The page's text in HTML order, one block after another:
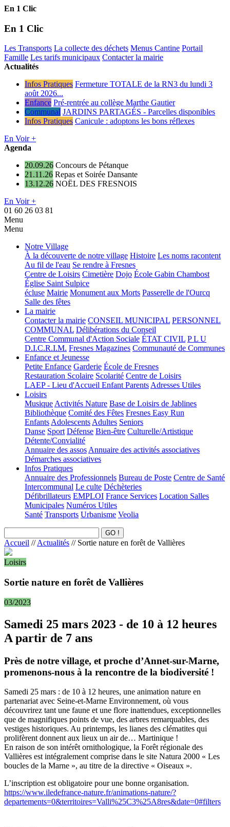
En 1 Clic
En 1 Clic
Les Transports La collecte des déchets Menus Cantine Portail
Famille Les tarifs municipaux Contacter la mairie
Actualités
Infos Pratiques Fermeture TOTALE de la RN3 du lundi 3
août 2026...
Enfance Pré-rentrée au collège Marthe Gautier
Communal JARDINS PARTAGÉS - Parcelles disponibles
Infos Pratiques Canicule : adoptons les bons réflexes
En Voir +
Agenda
20.09.26 Concours de Pétanque
21.11.26 Repas et Soirée Dansante
13.12.26 NOËL DES FRESNOIS
En Voir +
01 60 26 03 81
Menu
Menu
Notre Village
À la découverte de notre village Histoire Les noms racontent
Au fil de l'eau Se rendre à Fresnes
Centre de Loisirs Cimetière Dojo École Gabin Chambost
Église Saint Sulpice
écluse Mairie Monument aux Morts Passerelle de l'Ourcq
Salle des fêtes
La mairie
Contacter la mairie CONSEIL MUNICIPAL PERSONNEL
COMMUNAL Délibérations du Conseil
Centre Communal d'Action Sociale ÉTAT CIVIL P L U
D.I.C.R.I.M. Fresnes Magazines Communauté de Communes
Enfance et Jeunesse
Petite Enfance Garderie École de Fresnes
Restauration Scolaire Scolarité Centre de Loisirs
LAEP - Lieu d'Accueil Enfant ParentsAdresses Utiles
Loisirs
MusiqueActivités Nature Base de Loisirs de Jablines
Bibliothèque Comité des Fêtes Fresnes Easy Run
EnfantsAdolescentsAdultes Seniors
Danse Sport Défense Bien-être Culturelle/Artistique
Détente/Convialité
Annuaire des assosAnnuaire des activités associatives
Démarches associatives
Infos Pratiques
Annuaire des Professionnels Bureau de Poste Centre de Santé
Intercommunal Le culte Déchèteries
Défibrillateurs EMPLOI France Services Location Salles
Municipales Numéros Utiles
Santé Transports Urbanisme Veolia
Accueil //Actualités // Sortie nature en forêt de Vallières
Loisirs
Sortie nature en forêt de Vallières
03/2023
Samedi 25 mars 2023 - de 10 à 12 heures
A partir de 7 ans
Près de notre village, et proche d’Annet-sur-Marne,
promenons-nous à la rencontre de la biodiversité !
Samedi 25 mars : de 10 à 12 heures, une animation nature en
partenariat avec Seine-et-Marne Environnement, où vous
découvrirez tant une faune et une flore inattendues, exceptionnelles
que de magnifiques points de vue, des arbres remarquables, des
vestiges historiques. Au printemps, les lianes des clématites qui
prolifèrent donnent aux lieux un air de… Martinique !
En raison de son intérêt ornithologique, la Forêt régionale des
Vallières est intégralement comprise dans le site Natura 2000 « Les
boucles de la Marne », au titre de la directive « Oiseaux ».
L’inscription est obligatoire pour une bonne organisation.
https://www.iledefrance-nature.fr/animations-nature/?
departements=0&territoires=Valli%25C3%25A8res&date=0#filters